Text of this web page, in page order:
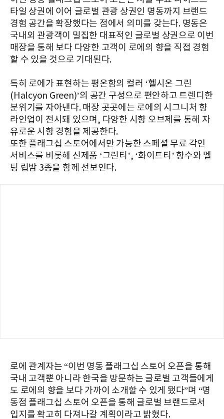
타일 상권에 이어 글로벌 관광 상권인 명동까지 브랜드
경험 공간을 확장했다는 점에서 의미를 갖는다. 명동은
국내외 관광객이 밀집한 대표적인 글로벌 상권으로 이번
매장을 통해 보다 다양한 고객이 로에의 향을 직접 경험
할 수 있을 것으로 기대된다.
특히 로에가 표현하는 평온함의 컬러 ‘헬시온 그린
(Halcyon Green)’의 공간 구성으로 편안하고 트렌디한
분위기를 자아낸다. 매장 곳곳에는 로에의 시그니처 향
라인업이 전시돼 있으며, 다양한 시향 오브제를 통해 자
유로운 시향 경험을 제공한다.
또한 플래그십 스토어에서만 가능한 스페셜 무료 각인
서비스를 비롯해 신제품 ‘그린티’, ‘화이트티’ 향수와 멜
팅 립밤 3종을 함께 선보인다.
로에 관계자는 “이번 명동 플래그십 스토어 오픈을 통해
국내 고객뿐 아니라 한국을 방문하는 글로벌 고객들에게
도 로에의 향을 보다 가까이 소개할 수 있게 됐다”며 “명
동점 플래그십 스토어 오픈을 통해 글로벌 브랜드로서
입지를 확고히 다져나갈 계획이라고 밝혔다.